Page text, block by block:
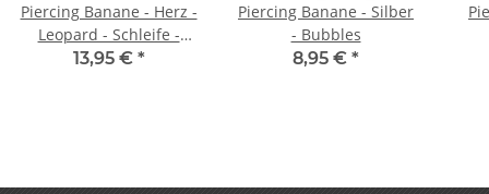
Piercing Banane - Herz -
Leopard - Schleife -
Türkis
13,95 € *
Piercing Banane - Silber
- Bubbles
8,95 € *